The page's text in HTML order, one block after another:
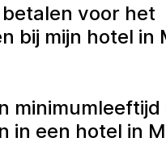
voor het
bij mijn hotel in
minimumleeftijd
in een hotel in